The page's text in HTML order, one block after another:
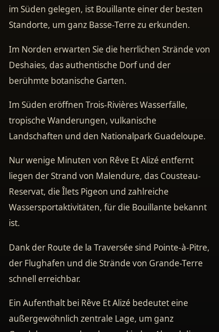
im Süden gelegen, ist Bouillante einer der besten
Standorte, um ganz Basse-Terre zu erkunden.
Im Norden erwarten Sie die herrlichen Strände von
Deshaies, das authentische Dorf und der
berühmte botanische Garten.
Im Süden eröffnen Trois-Rivières Wasserfälle,
tropische Wanderungen, vulkanische
Landschaften und den Nationalpark Guadeloupe.
Nur wenige Minuten von Rêve Et Alizé entfernt
liegen der Strand von Malendure, das Cousteau-
Reservat, die Îlets Pigeon und zahlreiche
Wassersportaktivitäten, für die Bouillante bekannt
ist.
Dank der Route de la Traversée sind Pointe-à-Pitre,
der Flughafen und die Strände von Grande-Terre
schnell erreichbar.
Ein Aufenthalt bei Rêve Et Alizé bedeutet eine
außergewöhnlich zentrale Lage, um ganz